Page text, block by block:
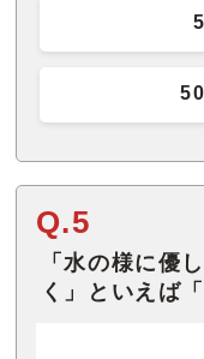
Q.5
「水の様に優
く」といえば